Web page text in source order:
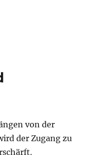
von der
der Zugang zu